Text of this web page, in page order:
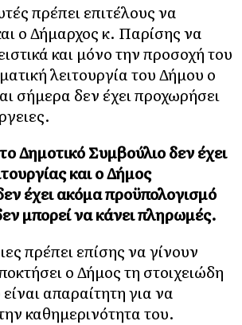
πρέπει επιτέλους να
ο Δήμαρχος κ. Παρίσης να
και μόνο την προσοχή του
λειτουργία του Δήμου ο
σήμερα δεν έχει προχωρήσει
Δημοτικό Συμβούλιο δεν έχει
και ο Δήμος
έχει ακόμα προϋπολογισμό
μπορεί να κάνει πληρωμές.
πρέπει επίσης να γίνουν
ο Δήμος τη στοιχειώδη
απαραίτητη για να
καθημερινότητα του.